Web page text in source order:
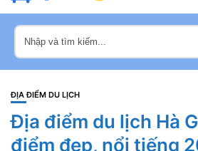
ĐỊA ĐIỂM DU LỊCH
Địa điểm du lịch Hà
điểm đẹp, nổi tiếng